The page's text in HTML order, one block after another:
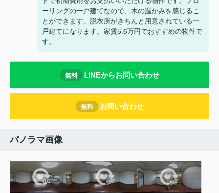
ーリングの一戸建てなので、木の温かみを感じるこ
とができます。脱衣所がきちんと用意されている一
戸建てになります。家賃5.6万円でおすすめの物件で
す。
無料 LINEからお問い合わせ
無料 お問い合わせ
パノラマ画像